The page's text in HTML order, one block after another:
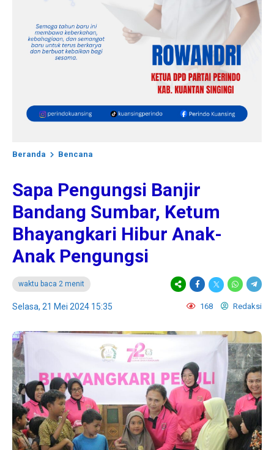
Beranda Bencana
Sapa Pengungsi Banjir
Bandang Sumbar, Ketum
Bhayangkari Hibur Anak-
Anak Pengungsi
waktu baca 2 menit
Selasa, 21 Mei 2024 15:35 168 Redaksi